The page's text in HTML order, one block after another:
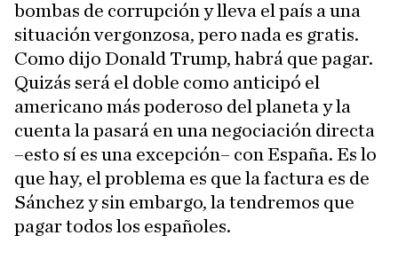
bombas de corrupción y lleva el país a una
situación vergonzosa, pero nada es gratis.
Como dijo Donald Trump, habrá que pagar.
Quizás será el doble como anticipó el
americano más poderoso del planeta y la
cuenta la pasará en una negociación directa
–esto sí es una excepción– con España. Es lo
que hay, el problema es que la factura es de
Sánchez y sin embargo, la tendremos que
pagar todos los españoles.